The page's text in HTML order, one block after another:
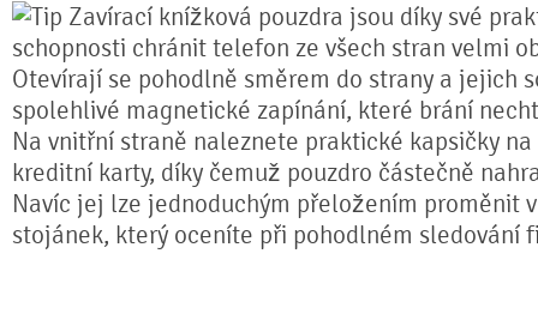
Zavírací knížková pouzdra jsou díky své
schopnosti chránit telefon ze všech stran velmi
Otevírají se pohodlně směrem do strany a jejich
spolehlivé magnetické zapínání, které brání
Na vnitřní straně naleznete praktické kapsičky na
kreditní karty, díky čemuž pouzdro částečně
Navíc jej lze jednoduchým přeložením proměnit
stojánek, který oceníte při pohodlném sledování